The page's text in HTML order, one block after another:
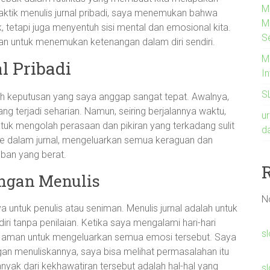
menulis jurnal pribadi, saya menemukan bahwa
juga menyentuh sisi mental dan emosional kita.
untuk menemukan ketenangan dalam diri sendiri.
Pribadi
keputusan yang saya anggap sangat tepat. Awalnya,
terjadi seharian. Namun, seiring berjalannya waktu,
mengolah perasaan dan pikiran yang terkadang sulit
jurnal, mengeluarkan semua keraguan dan
yang berat.
Menulis
untuk penulis atau seniman. Menulis jurnal adalah untuk
tanpa penilaian. Ketika saya mengalami hari-hari
untuk mengeluarkan semua emosi tersebut. Saya
menuliskannya, saya bisa melihat permasalahan itu
dari kekhawatiran tersebut adalah hal-hal yang